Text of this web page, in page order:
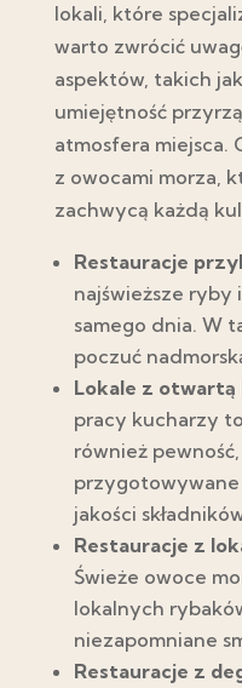
lokali, które
warto zwrócić
aspektów, takich
umiejętność
atmosfera miejsca.
z owocami morza,
zachwycą każdą
Restauracje
najświeższe ryby
samego dnia. W
poczuć
Lokale z otwartą
pracy kucharzy
również
przygotowywane
jakości
Restauracje z
Świeże owoce
lokalnych
niezapomniane
Restauracje z